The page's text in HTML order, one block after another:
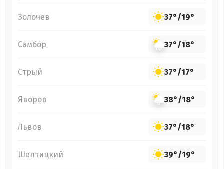
Золочев 37°/19°
Самбор 37°/18°
Стрый 37°/17°
Яворов 38°/18°
Львов 37°/18°
Шептицкий 39°/19°